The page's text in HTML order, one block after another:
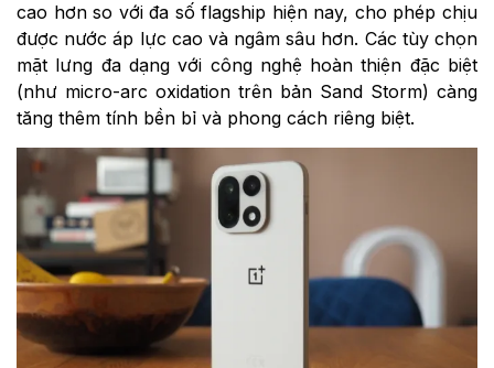
cao hơn so với đa số flagship hiện nay, cho phép chịu
được nước áp lực cao và ngâm sâu hơn. Các tùy chọn
mặt lưng đa dạng với công nghệ hoàn thiện đặc biệt
(như micro-arc oxidation trên bản Sand Storm) càng
tăng thêm tính bền bỉ và phong cách riêng biệt.⁠